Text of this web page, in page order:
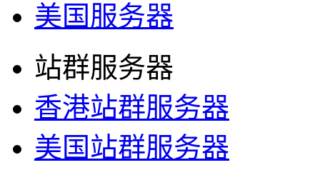
美国服务器
站群服务器
香港站群服务器
美国站群服务器